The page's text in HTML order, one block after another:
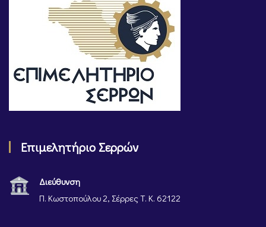
Επιμελητήριο Σερρών
Διεύθυνση
Π. Κωστοπούλου 2, Σέρρες Τ. Κ. 62122